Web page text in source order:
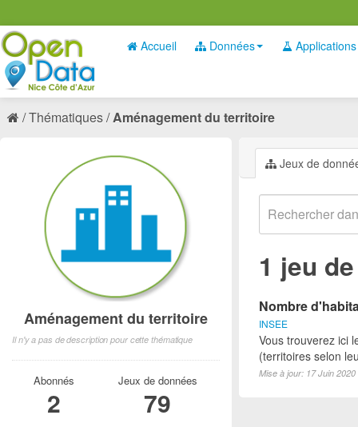
Accueil Données Applications
Thématiques Aménagement du territoire
Jeux de
1 jeu
Nombre
INSEE
Vous trouverez ici
(territoires selon
Mise à jour: 17 Juin 2020
Aménagement du territoire
Il n'y a pas de description pour cette thématique
Abonnés
2
Jeux de données
79